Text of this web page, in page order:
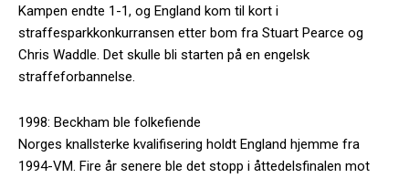
Kampen endte 1-1, og England kom til kort i
straffesparkkonkurransen etter bom fra Stuart Pearce og
Chris Waddle. Det skulle bli starten på en engelsk
straffeforbannelse.
1998: Beckham ble folkefiende
Norges knallsterke kvalifisering holdt England hjemme fra
1994-VM. Fire år senere ble det stopp i åttedelsfinalen mot